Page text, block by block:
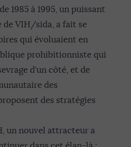
1985 à 1995, un puissant
de VIH/sida, a fait se
qui évoluaient en
prohibitionniste qui
d’un côté, et de
des
des stratégies
un nouvel attracteur a